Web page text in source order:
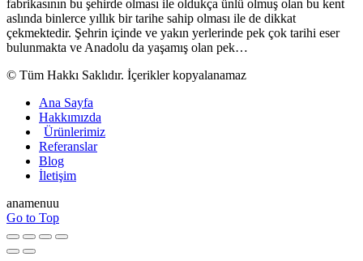
fabrikasının bu şehirde olması ile oldukça ünlü olmuş olan bu kent
aslında binlerce yıllık bir tarihe sahip olması ile de dikkat
çekmektedir. Şehrin içinde ve yakın yerlerinde pek çok tarihi eser
bulunmakta ve Anadolu da yaşamış olan pek…
© Tüm Hakkı Saklıdır. İçerikler kopyalanamaz
Ana Sayfa
Hakkımızda
Ürünlerimiz
Referanslar
Blog
İletişim
anamenuu
Go to Top